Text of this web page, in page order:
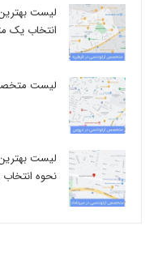
لیست
انتخاب یک
لیست
لیست
نحوه